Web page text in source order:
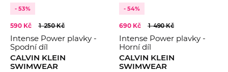
- 53%
590 Kč 1 250 Kč
Intense Power plavky -
Spodní díl
CALVIN KLEIN
SWIMWEAR
- 54%
690 Kč 1 490 Kč
Intense Power plavky -
Horní díl
CALVIN KLEIN
SWIMWEAR